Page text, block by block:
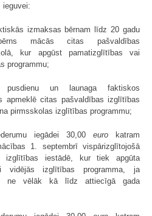
ieguvei:
izmaksas bērnam līdz 20 gadu
mācās citas pašvaldības
kur apgūst pamatizglītības vai
programmu;
pusdienu un launaga faktiskos
apmeklē citas pašvaldības izglītības
pirmsskolas izglītības programmu;
iegādei 30,00 euro katram
1. septembrī vispārizglītojošā
izglītības iestādē, kur tiek apgūta
vidējās izglītības programma, ja
ne vēlāk kā līdz attiecīgā gada